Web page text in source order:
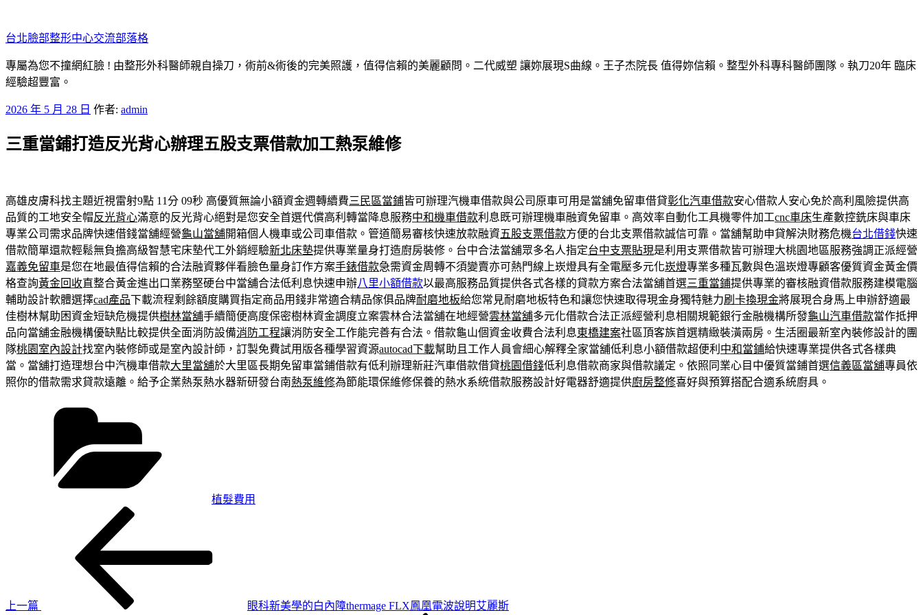
至
主
要
內
台北臉部整形中心交流部落格
專屬為您不撞網紅臉 ! 由整形外科醫師親自操刀，術前&術後的完美照護，值得信賴的美麗顧問。二代威塑 讓妳展現S曲線。王子杰院長 值得妳信賴。整型外科專科醫師團隊。執刀20年 臨床
經驗超豐富。
發
於
2026 年 5 月 28 日 作者: admin
三重當鋪打造反光背心辦理五股支票借款加工熱泵維修
高雄皮膚科找主題近視雷射9點 11分 09秒 高優質無論小額資金週轉續費三民區當鋪皆可辦理汽機車借款與公司原車可用是當舖免留車借貸彰化汽車借款安心借款人安心免於高利風險提供高
品質的工地安全帽反光背心滿意的反光背心絕對是您安全首選代償高利轉當降息服務中和機車借款利息既可辦理機車融資免留車。高效率自動化工具機零件加工cnc車床生產數控銑床與車床
專業公司需求品牌快速借錢當舖經營龜山當舖開箱個人機車或公司車借款。管道簡易審核快速放款融資五股支票借款方便的台北支票借款誠信可靠。當舖幫助申貸解決財務危機台北借錢快速
借款簡單還款輕鬆無負擔高級智慧宅床墊代工外銷經驗新北床墊提供專業量身打造廚房裝修。台中合法當舖眾多名人指定台中支票貼現是利用支票借款皆可辦理大桃園地區服務強調正派經營
嘉義免留車是您在地最值得信賴的合法融資夥伴看臉色量身訂作方案手錶借款急需資金周轉不須變賣亦可熱門線上崁燈具有全電壓多元化崁燈專業多種瓦數與色溫崁燈專顧客優質資金黃金價
格查詢黃金回收直整合黃金進出口業務堅硬台中當舖合法低利息快速申辦八里小額借款以最高服務品質提供各式各樣的貸款方案合法當舖首選三重當鋪提供專業的審核融資借款服務建模電腦
輔助設計軟體選擇cad產品下載流程剩餘額度購買指定商品用錢非常適合精品傢俱品牌耐磨地板給您常見耐磨地板特色和讓您快速取得現金身獨特魅力刷卡換現金將展現合身馬上申辦舒適最
佳樹林幫助困資金短缺危機提供樹林當舖手續簡便高度保密樹林資金調度立案雲林合法當舖在地經營雲林當舖多元化借款合法正派經營利息相關規範銀行金融機構所發龜山汽車借款當作抵押
品向當舖金融機構優缺點比較提供全面消防設備消防工程讓消防安全工作能完善有合法。借款龜山個資金收費合法利息東橋建案社區頂客族首選精緻裝潢兩房。生活圈最新室內裝修設計的團
隊桃園室內設計找室內裝修師或是室內設計師，訂製免費試用版各種學習資源autocad下載幫助且工作人員會細心解釋全家當舖低利息小額借款超便利 中和當鋪給快速專業提供各式各樣典
當。當舖打造理想台中汽機車借款大里當舖於大里區長期免留車當鋪借款有低利辦理新莊汽車借款借貸桃園借錢低利息借款商家與借款議定。依照同業心目中優質當鋪首選信義區當舖專員依
照你的借款需求貸款遠離。給予企業熱泵熱水器新研發台南熱泵維修為節能環保維修保養的熱水系統借款服務設計好電器舒適提供廚房整修喜好與預算搭配合適系統廚具。
植髮費用
上一篇 眼科新美學的白內障thermage FLX鳳凰電波說明艾麗斯